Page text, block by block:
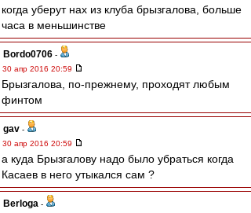
когда уберут нах из клуба брызгалова, больше
часа в меньшинстве
Bordo0706 -
30 апр 2016 20:59
Брызгалова, по-прежнему, проходят любым
финтом
gav -
30 апр 2016 20:59
а куда Брызгалову надо было убраться когда
Касаев в него утыкался сам ?
Berloga -